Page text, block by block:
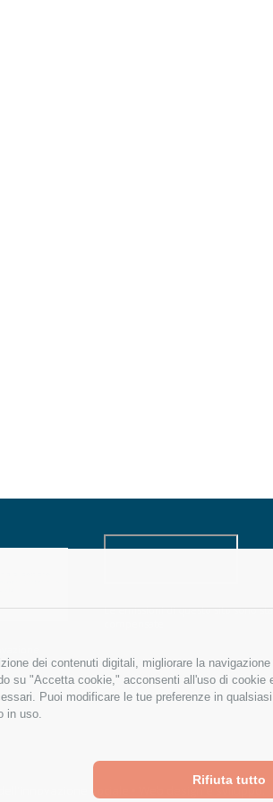
dei contenuti digitali, migliorare la
su "Accetta cookie," acconsenti all'uso di
Puoi modificare le tue preferenze in
in uso.
Rifiuta tutto
Le emissioni di questo sito sono
sociale • Web design e sviluppo: